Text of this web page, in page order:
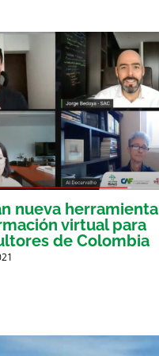
nueva herramienta
virtual para
de Colombia